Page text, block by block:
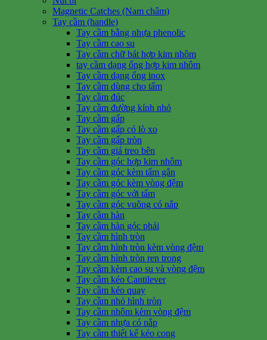
Magnetic Catches (Nam châm)
Tay cầm (handle)
Tay cầm bằng nhựa phenolic
Tay cầm cao su
Tay cầm chữ bát hợp kim nhôm
tay cầm dạng ống hợp kim nhôm
Tay cầm dạng ống inox
Tay cầm dùng cho tấm
Tay cầm đúc
Tay cầm đường kính nhỏ
Tay cầm gấp
Tay cầm gấp có lò xo
Tay cầm gấp tròn
Tay cầm giá treo bên
Tay cầm góc hợp kim nhôm
Tay cầm góc kèm tấm gắn
Tay cầm góc kèm vòng đệm
Tay cầm góc với tấm
Tay cầm góc vuông có nắp
Tay cầm hàn
Tay cầm hàn góc phải
Tay cầm hình tròn
Tay cầm hình tròn kèm vòng đệm
Tay cầm hình tròn ren trong
Tay cầm kèm cao su và vòng đệm
Tay cầm kéo Cantilever
Tay cầm kéo quay
Tay cầm nhỏ hình tròn
Tay cầm nhôm kèm vòng đệm
Tay cầm nhựa có nắp
Tay cầm thiết kế kéo cong